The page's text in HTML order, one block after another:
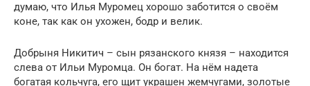
думаю, что Илья Муромец хорошо заботится о своём
коне, так как он ухожен, бодр и велик.
Добрыня Никитич – сын рязанского князя – находится
слева от Ильи Муромца. Он богат. На нём надета
богатая кольчуга, его щит украшен жемчугами, золотые